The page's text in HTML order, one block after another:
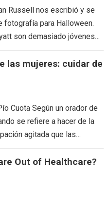
Russell nos escribió y se
para Halloween.
son demasiado jóvenes
las mujeres: cuidar de
Cuota Según un orador de
se refiere a hacer de la
agitada que las…
Out of Healthcare?